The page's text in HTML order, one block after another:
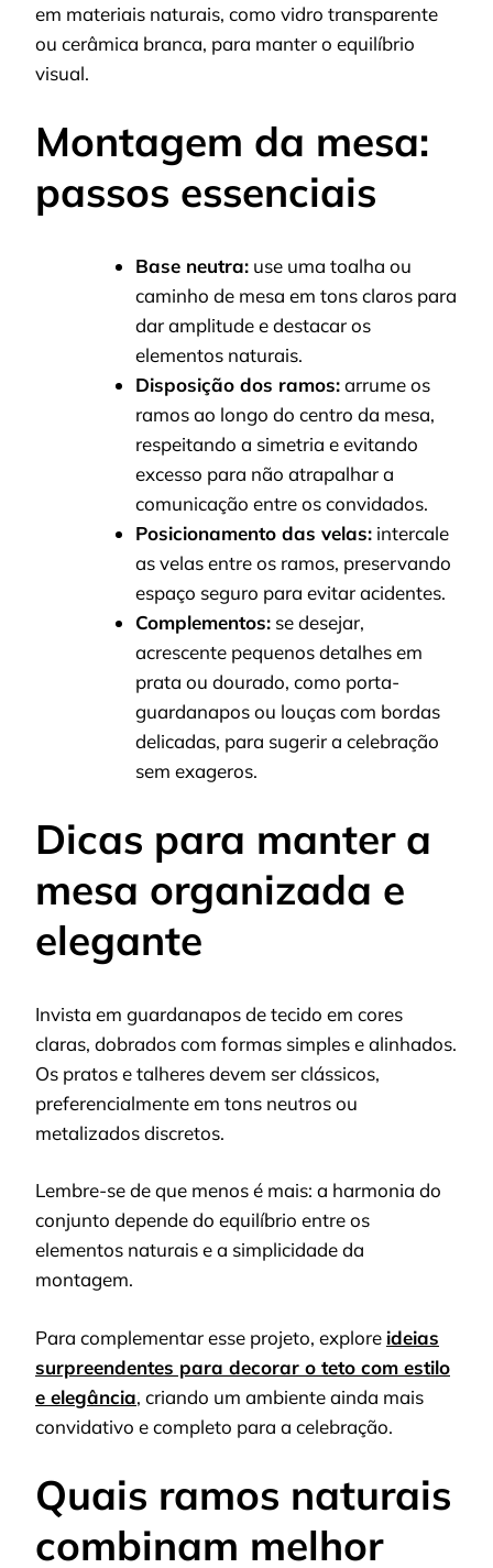
em materiais naturais, como vidro transparente
ou cerâmica branca, para manter o equilíbrio
visual.
Montagem da mesa:
passos essenciais
Base neutra: use uma toalha ou
caminho de mesa em tons claros para
dar amplitude e destacar os
elementos naturais.
Disposição dos ramos:arrume os
ramos ao longo do centro da mesa,
respeitando a simetria e evitando
excesso para não atrapalhar a
comunicação entre os convidados.
Posicionamento das velas: intercale
as velas entre os ramos, preservando
espaço seguro para evitar acidentes.
Complementos: se desejar,
acrescente pequenos detalhes em
prata ou dourado, como porta-
guardanapos ou louças com bordas
delicadas, para sugerir a celebração
sem exageros.
Dicas para manter a
mesa organizada e
elegante
Invista em guardanapos de tecido em cores
claras, dobrados com formas simples e alinhados.
Os pratos e talheres devem ser clássicos,
preferencialmente em tons neutros ou
metalizados discretos.
Lembre-se de que menos é mais: a harmonia do
conjunto depende do equilíbrio entre os
elementos naturais e a simplicidade da
montagem.
Para complementar esse projeto, explore ideias
surpreendentes para decorar o teto com estilo
e elegância, criando um ambiente ainda mais
convidativo e completo para a celebração.
Quais ramos naturais
combinam melhor